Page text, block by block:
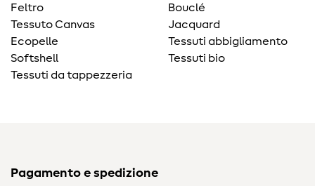
Feltro
Tessuto Canvas
Ecopelle
Softshell
Tessuti da tappezzeria
Bouclé
Jacquard
Tessuti abbigliamento
Tessuti bio
Pagamento e spedizione